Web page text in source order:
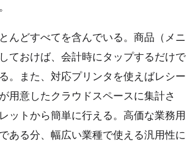
んどすべてを含んでいる。商品（メニ
ておけば、会計時にタップするだけで
。また、対応プリンタを使えばレシー
用意したクラウドスペースに集計さ
ットから簡単に行える。高価な業務用
ある分、幅広い業種で使える汎用性に